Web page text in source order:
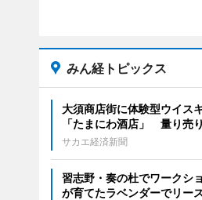
みん経トピックス
大須商店街に体験型ウイス
「たまにわ酒店」 量り売
サカエ経済新聞
習志野・奏の杜でワークシ
が育てたラベンダーでリー